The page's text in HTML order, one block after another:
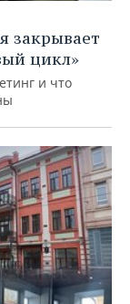
закрывает
цикл»
и что